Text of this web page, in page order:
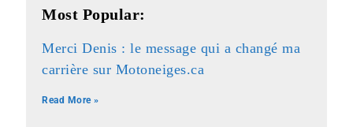
Most Popular:
Merci Denis : le message qui a changé ma
carrière sur Motoneiges.ca
Read More »